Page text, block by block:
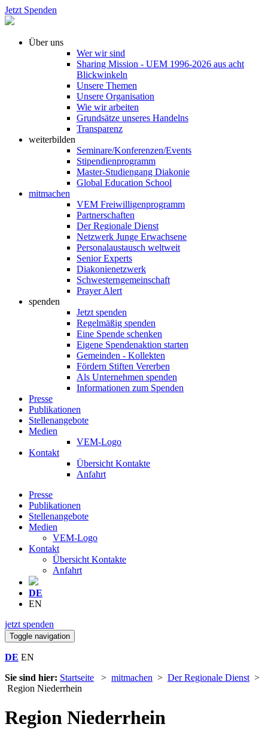
Jetzt Spenden
Über uns
Wer wir sind
Sharing Mission - UEM 1996-2026 aus acht
Blickwinkeln
Unsere Themen
Unsere Organisation
Wie wir arbeiten
Grundsätze unseres Handelns
Transparenz
weiterbilden
Seminare/Konferenzen/Events
Stipendienprogramm
Master-Studiengang Diakonie
Global Education School
mitmachen
VEM Freiwilligenprogramm
Partnerschaften
Der Regionale Dienst
Netzwerk Junge Erwachsene
Personalaustausch weltweit
Senior Experts
Diakonienetzwerk
Schwesterngemeinschaft
Prayer Alert
spenden
Jetzt spenden
Regelmäßig spenden
Eine Spende schenken
Eigene Spendenaktion starten
Gemeinden - Kollekten
Fördern Stiften Vererben
Als Unternehmen spenden
Informationen zum Spenden
Presse
Publikationen
Stellenangebote
Medien
VEM-Logo
Kontakt
Übersicht Kontakte
Anfahrt
Presse
Publikationen
Stellenangebote
Medien
VEM-Logo
Kontakt
Übersicht Kontakte
Anfahrt
DE
EN
jetzt spenden
Toggle navigation
DE EN
Sie sind hier: Startseite > mitmachen > Der Regionale Dienst >
Region Niederrhein
Region Niederrhein